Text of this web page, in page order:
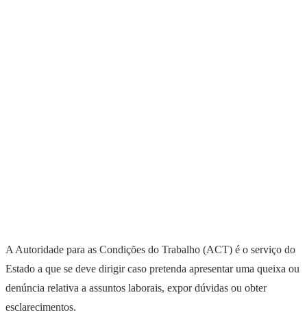
A Autoridade para as Condições do Trabalho (ACT) é o serviço do
Estado a que se deve dirigir caso pretenda apresentar uma queixa ou
denúncia relativa a assuntos laborais, expor dúvidas ou obter
esclarecimentos.